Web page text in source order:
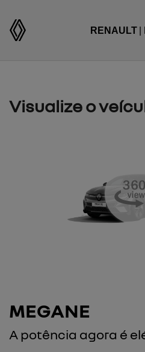
RENAULT
Visualize o
MEGANE
A potência agora é